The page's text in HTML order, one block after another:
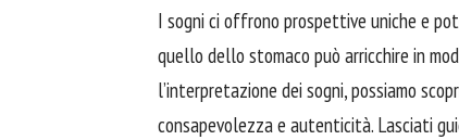
I sogni ci offrono prospettive uniche e
quello dello stomaco può arricchire in
l’interpretazione dei sogni, possiamo
consapevolezza e autenticità. Lasciati